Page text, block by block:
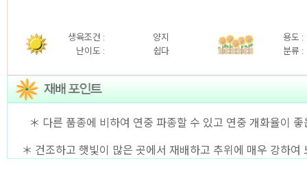
생육조건 :
난이도 :
양지
쉽다
용도 :
분류 :
＊ 다른 품종에 비하여 연중 파종할 수 있고 연중 개화율이
＊ 건조하고 햇빛이 많은 곳에서 재배하고 추위에 매우 강하여